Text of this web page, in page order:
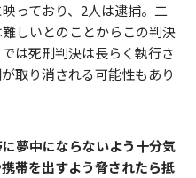
っており、2人は逮捕。二
しいとのことからこの判決
は死刑判決は長らく執行さ
取り消される可能性もあり
夢中にならないよう十分気
帯を出すよう脅されたら抵